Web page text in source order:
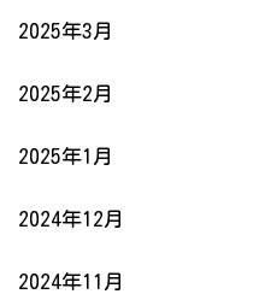
2025年3月
2025年2月
2025年1月
2024年12月
2024年11月